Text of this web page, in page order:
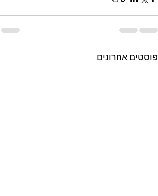
פוסטים אחרונים